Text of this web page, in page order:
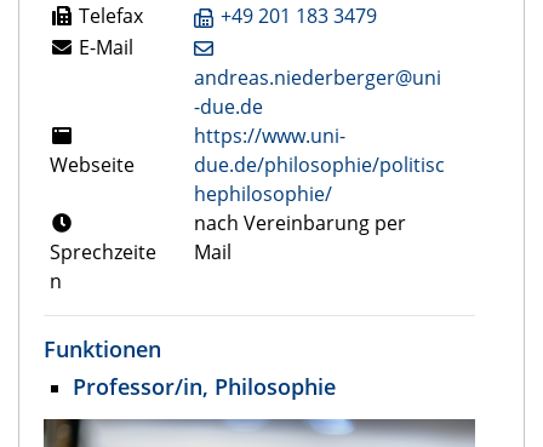
Telefax
+49 201 183 3479
E-Mail
andreas.niederberger@uni
-due.de
Webseite
https://www.uni-
due.de/philosophie/politisc
hephilosophie/
Sprechzeite
n
nach Vereinbarung per
Mail
Funktionen
Professor/in, Philosophie